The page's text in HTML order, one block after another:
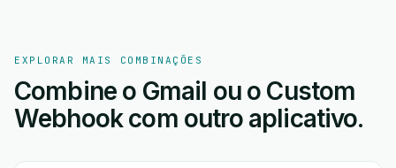
EXPLORAR MAIS COMBINAÇÕES
Combine o Gmail ou o Custom
Webhook com outro aplicativo.